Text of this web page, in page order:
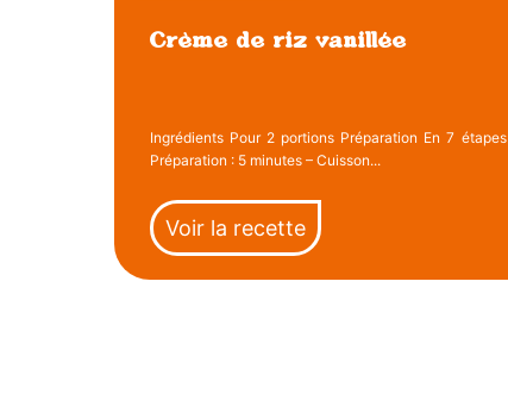
Crème de riz vanillée
Ingrédients Pour 2 portions Préparation En 7
Préparation : 5 minutes – Cuisson...
Voir la recette